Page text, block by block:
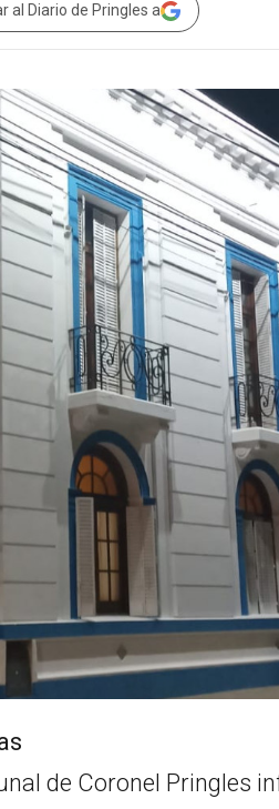
al Diario de Pringles a
de Coronel Pringles